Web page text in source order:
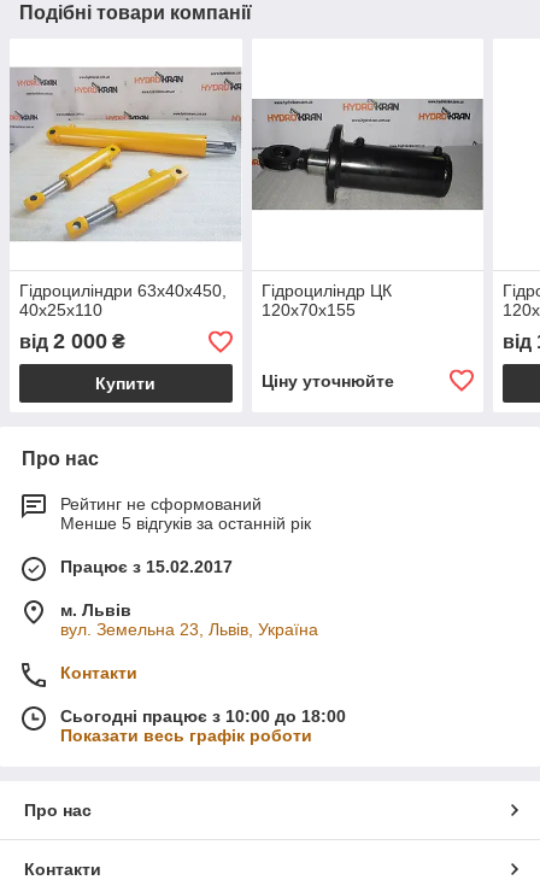
Подібні товари компанії
Гідроциліндри 63х40х450,
40х25х110
від 2 000 ₴
Купити
Гідроциліндр ЦК
120х70х155
Ціну уточнюйте
від
Про нас
Рейтинг не сформований
Менше 5 відгуків за останній рік
Працює з 15.02.2017
м. Львів
вул. Земельна 23, Львів, Україна
Контакти
Сьогодні працює з 10:00 до 18:00
Показати весь графік роботи
Про нас
Контакти